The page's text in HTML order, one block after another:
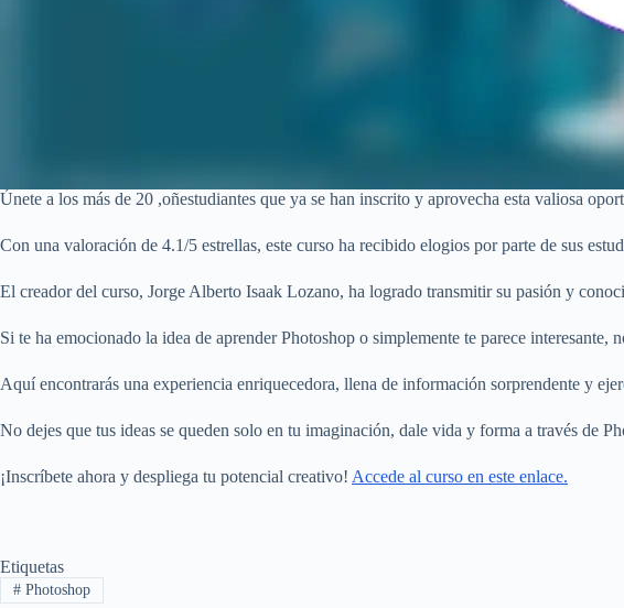
Únete a los más de 20 ,oñestudiantes que ya se han inscrito y aprovecha esta valiosa
Con una valoración de 4.1/5 estrellas, este curso ha recibido elogios por parte de sus
El creador del curso, Jorge Alberto Isaak Lozano, ha logrado transmitir su pasión y
Si te ha emocionado la idea de aprender Photoshop o simplemente te parece interesante,
Aquí encontrarás una experiencia enriquecedora, llena de información sorprendente y
No dejes que tus ideas se queden solo en tu imaginación, dale vida y forma a través de
¡Inscríbete ahora y despliega tu potencial creativo! Accede al curso en este enlace.
Etiquetas
#Photoshop